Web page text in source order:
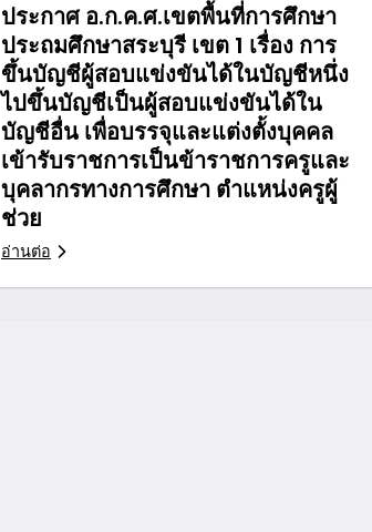
ประกาศ อ.ก.ค.ศ.เขตพื้นที่การศึกษา
ประถมศึกษาสระบุรี เขต 1 เรื่อง การ
ขึ้นบัญชีผู้สอบแข่งขันได้ในบัญชีหนึ่ง
ไปขึ้นบัญชีเป็นผู้สอบแข่งขันได้ใน
บัญชีอื่น เพื่อบรรจุและแต่งตั้งบุคคล
เข้ารับราชการเป็นข้าราชการครูและ
บุคลากรทางการศึกษา ตำแหน่งครูผู้
ช่วย
อ่านต่อ